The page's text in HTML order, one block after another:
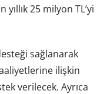
25 milyon TL’yi
sağlanarak
ilişkin
verilecek. Ayrıca